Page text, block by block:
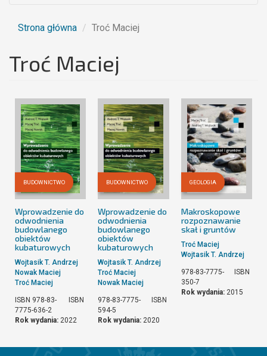
Strona główna Troć Maciej
Troć Maciej
BUDOWNICTWO
Wprowadzenie do
odwodnienia
budowlanego
obiektów
kubaturowych
Wojtasik T. Andrzej
Nowak Maciej
Troć Maciej
ISBN 978-83-
7775-636-2
ISBN
Rok wydania: 2022
BUDOWNICTWO
Wprowadzenie do
odwodnienia
budowlanego
obiektów
kubaturowych
Wojtasik T. Andrzej
Troć Maciej
Nowak Maciej
978-83-7775-
594-5
ISBN
Rok wydania: 2020
GEOLOGIA
Makroskopowe
rozpoznawanie
skał i gruntów
Troć Maciej
Wojtasik T. Andrzej
978-83-7775-
350-7
ISBN
Rok wydania: 2015